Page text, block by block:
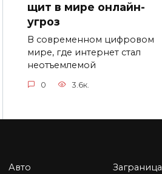
щит в мире онлайн-
угроз
В современном цифровом
мире, где интернет стал
неотъемлемой
0 3.6к.
Авто Заграница